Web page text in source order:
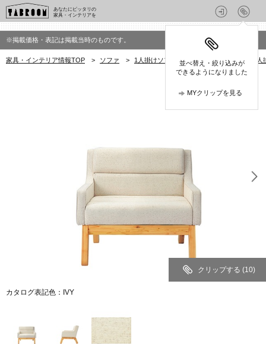
あなたにピッタリの
家具・インテリアを
並べ替え・絞り込みが
できるようになりました
MYクリップを見る
※掲載価格・表記は掲載当時のものです。
家具・インテリア情報TOP > ソファ > 1人掛けソファ > ヒトトキ(hito to ki)の1人
クリップする (10)
カタログ表記色：IVY